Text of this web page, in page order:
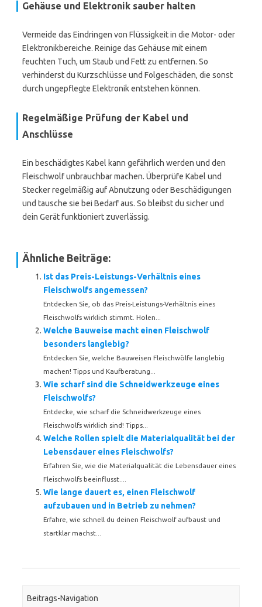
Gehäuse und Elektronik sauber halten
Vermeide das Eindringen von Flüssigkeit in die Motor- oder
Elektronikbereiche. Reinige das Gehäuse mit einem
feuchten Tuch, um Staub und Fett zu entfernen. So
verhinderst du Kurzschlüsse und Folgeschäden, die sonst
durch ungepflegte Elektronik entstehen können.
Regelmäßige Prüfung der Kabel und
Anschlüsse
Ein beschädigtes Kabel kann gefährlich werden und den
Fleischwolf unbrauchbar machen. Überprüfe Kabel und
Stecker regelmäßig auf Abnutzung oder Beschädigungen
und tausche sie bei Bedarf aus. So bleibst du sicher und
dein Gerät funktioniert zuverlässig.
Ähnliche Beiträge:
Ist das Preis-Leistungs-Verhältnis eines
Fleischwolfs angemessen?
Entdecken Sie, ob das Preis-Leistungs-Verhältnis eines
Fleischwolfs wirklich stimmt. Holen...
Welche Bauweise macht einen Fleischwolf
besonders langlebig?
Entdecken Sie, welche Bauweisen Fleischwölfe langlebig
machen! Tipps und Kaufberatung...
Wie scharf sind die Schneidwerkzeuge eines
Fleischwolfs?
Entdecke, wie scharf die Schneidwerkzeuge eines
Fleischwolfs wirklich sind! Tipps...
Welche Rollen spielt die Materialqualität bei der
Lebensdauer eines Fleischwolfs?
Erfahren Sie, wie die Materialqualität die Lebensdauer eines
Fleischwolfs beeinflusst....
Wie lange dauert es, einen Fleischwolf
aufzubauen und in Betrieb zu nehmen?
Erfahre, wie schnell du deinen Fleischwolf aufbaust und
startklar machst...
Beitrags-Navigation